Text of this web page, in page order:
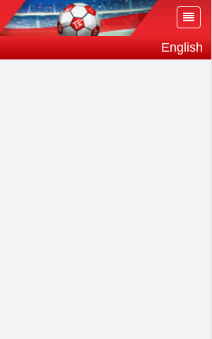
English